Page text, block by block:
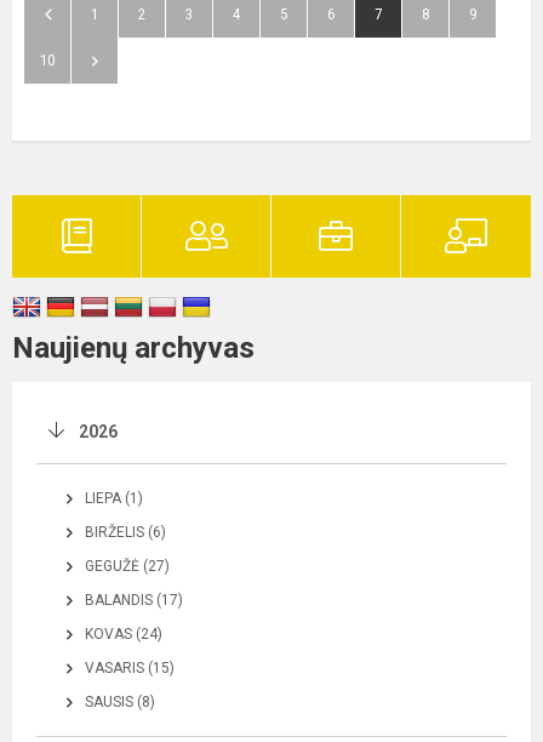
1 2 3 4 5 6 7 8 9
10
Naujienų archyvas
2026
LIEPA (1)
BIRŽELIS (6)
GEGUŽĖ (27)
BALANDIS (17)
KOVAS (24)
VASARIS (15)
SAUSIS (8)